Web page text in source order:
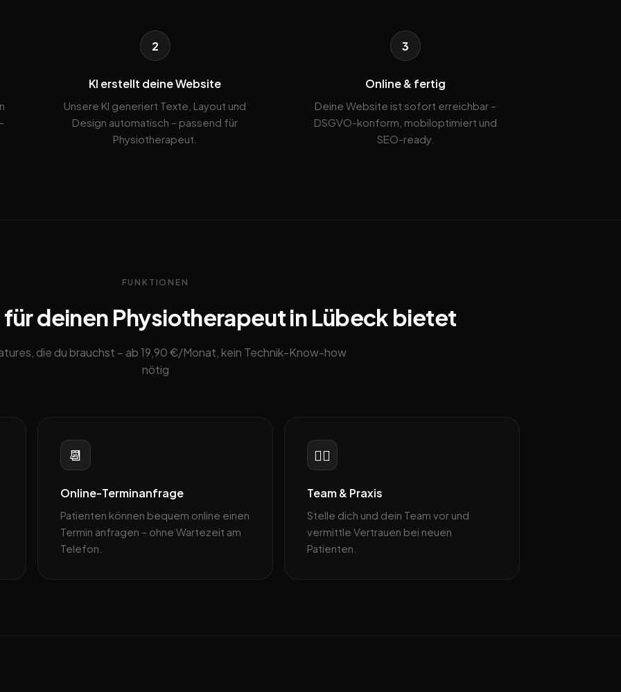
2
KI erstellt deine Website
Unsere KI generiert Texte, Layout und
Design automatisch – passend für
Physiotherapeut.
3
Online & fertig
Deine Website ist sofort erreichbar –
DSGVO-konform, mobiloptimiert und
SEO-ready.
FUNKTIONEN
für deinen Physiotherapeut in Lübeck bietet
die du brauchst – ab 19,90 €/Monat, kein Technik-Know-how
nötig
📆
Online-Terminanfrage
Patienten können bequem online einen
Termin anfragen – ohne Wartezeit am
Telefon.
👩‍⚕️
Team & Praxis
Stelle dich und dein Team vor und
vermittle Vertrauen bei neuen
Patienten.